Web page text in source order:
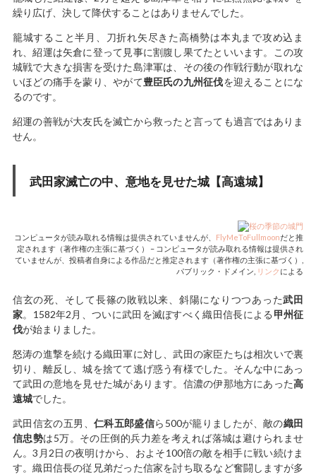
繰り広げ、決して降伏することはありませんでした。
籠城すること半月、刀折れ矢尽きた高橋勢は本丸まで攻め込ま
れ、紹運は矢倉に登って見事に割腹し果てたといいます。この攻
城戦で大きな損害を受けた島津軍は、その後の作戦行動が取れな
いほどの痛手を蒙り、やがて豊臣氏の九州征伐を迎えることにな
るのです。
紹運の善戦が大友氏を滅亡から救ったと言っても過言ではありま
せん。
武田家滅亡の中、意地を見せた城【高遠城】
コンピュータが読み取れる情報は提供されていませんが、 FlyMeToFullmoonだと推
定されます（著作権の主張に基づく） – コンピュータが読み取れる情報は提供され
ていませんが、投稿者自身による作品だと推定されます（著作権の主張に基づく）,
パブリック・ドメイン, リンク による
信玄の死、そして長篠の敗戦以来、斜陽になりつつあった武田
家。1582年2月、ついに武田を滅ぼすべく織田信長による 甲州征
伐が始まりました。
怒涛の進撃を続ける織田軍に対し、武田の家臣たちは相次いで裏
切り、離反し、城を捨てて逃げ惑う有様でした。そんな中にあっ
て武田の意地を見せた城があります。信濃の伊那地方にあった高
遠城でした。
武田信玄の五男、 仁科五郎盛信ら500が籠りましたが、敵の織田
信忠勢は5万。その圧倒的兵力差を考えれば落城は避けられませ
ん。3月2日の夜明けから、およそ100倍の敵を相手に戦い続けま
す。織田信長の従兄弟だった信家を討ち取るなど奮闘しますが多